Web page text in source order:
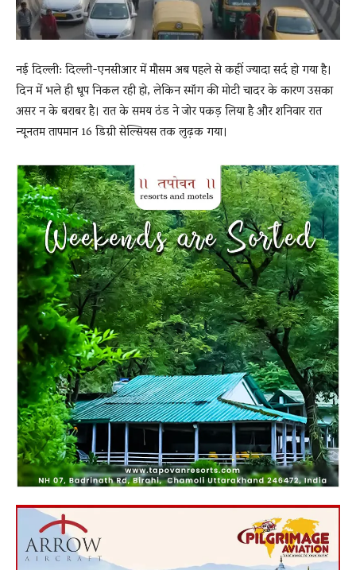
नई दिल्ली: दिल्ली-एनसीआर में मौसम अब पहले से कहीं ज्यादा सर्द हो गया है।
दिन में भले ही धूप निकल रही हो, लेकिन स्मॉग की मोटी चादर के कारण उसका
असर न के बराबर है। रात के समय ठंड ने जोर पकड़ लिया है और शनिवार रात
न्यूनतम तापमान 16 डिग्री सेल्सियस तक लुढ़क गया।